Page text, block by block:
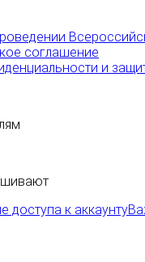
соглашение
и
доступа к аккаунту